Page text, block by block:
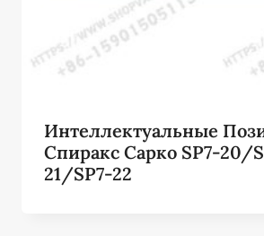
Интеллектуальные
Спиракс Сарко SP7-20/
21/SP7-22